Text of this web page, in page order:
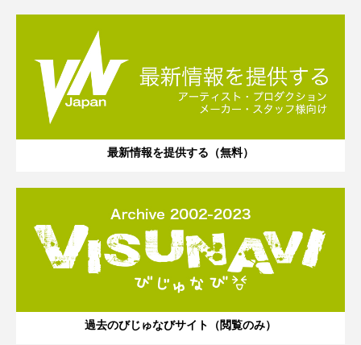
最新情報を提供する（無料）
過去のびじゅなびサイト（閲覧のみ）